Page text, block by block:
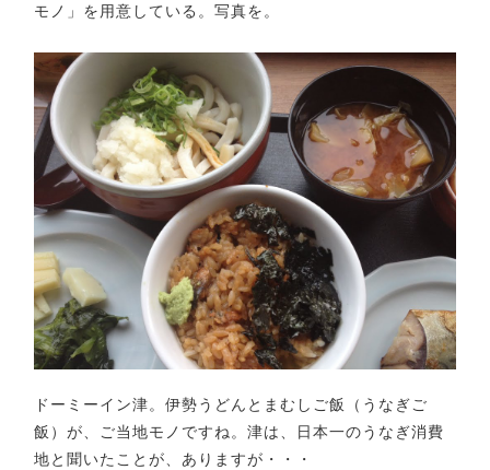
モノ」を用意している。写真を。
ドーミーイン津。伊勢うどんとまむしご飯（うなぎご
飯）が、ご当地モノですね。津は、日本一のうなぎ消費
地と聞いたことが、ありますが・・・